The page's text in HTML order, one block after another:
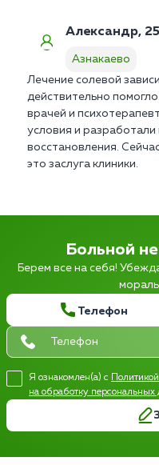
Александр,
Азнакаево
Лечение солевой
действительно
врачей и
условия и
восстановления.
это заслуга клиники.
Больной
Берем все на себя!
Телефон
Я ознакомлен(а) с
на обработку персональных